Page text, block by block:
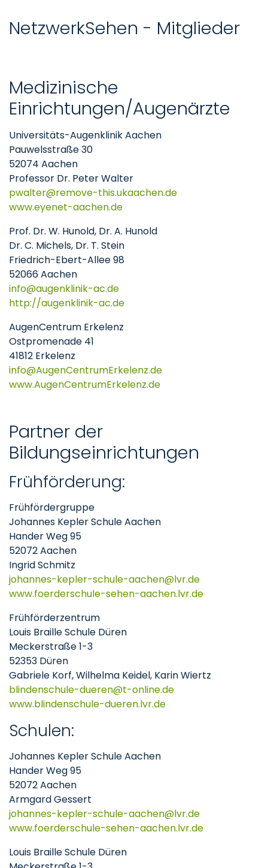
NetzwerkSehen - Mitglieder
Medizinische
Einrichtungen/Augenärzte
Universitäts-Augenklinik Aachen
Pauwelsstraße 30
52074 Aachen
Professor Dr. Peter Walter
pwalter
remove-this.ukaachende
www.eyenet-aachen.de
Prof. Dr. W. Hunold, Dr. A. Hunold
Dr. C. Michels, Dr. T. Stein
Friedrich-Ebert-Allee 98
52066 Aachen
info
augenklinik-acde
http://augenklinik-ac.de
AugenCentrum Erkelenz
Ostpromenade 41
41812 Erkelenz
info
AugenCentrumErkelenzde
www.AugenCentrumErkelenz.de
Partner der
Bildungseinrichtungen
Frühförderung:
Frühfördergruppe
Johannes Kepler Schule Aachen
Hander Weg 95
52072 Aachen
Ingrid Schmitz
johannes-kepler-schule-aachen
lvrde
www.foerderschule-sehen-aachen.lvr.de
Frühförderzentrum
Louis Braille Schule Düren
Meckerstraße 1-3
52353 Düren
Gabriele Korf, Wilhelma Keidel, Karin Wiertz
blindenschule-dueren
t-onlinede
www.blindenschule-dueren.lvr.de
Schulen:
Johannes Kepler Schule Aachen
Hander Weg 95
52072 Aachen
Armgard Gessert
johannes-kepler-schule-aachen
lvrde
www.foerderschule-sehen-aachen.lvr.de
Louis Braille Schule Düren